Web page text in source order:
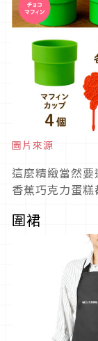
圖片來源
這麼精緻當然
香蕉巧克力蛋糕
圍裙